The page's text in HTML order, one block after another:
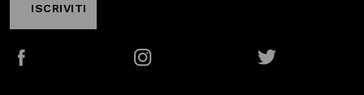
ISCRIVITI